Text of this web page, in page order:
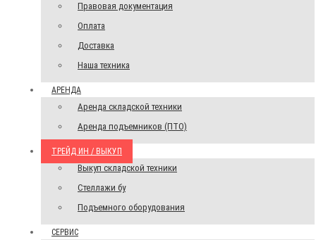
Правовая документация
Оплата
Доставка
Наша техника
АРЕНДА
Аренда складской техники
Аренда подъемников (ПТО)
ТРЕЙД ИН / ВЫКУП
Выкуп складской техники
Стеллажи бу
Подъемного оборудования
СЕРВИС